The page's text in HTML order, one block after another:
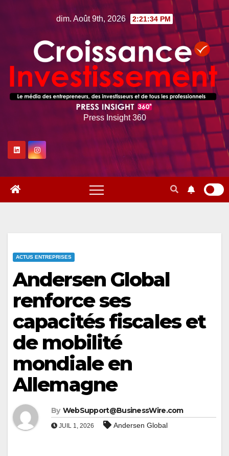
dim. Août 9th, 2026 2:21:35 PM
Press Insight 360
ACTUS ENTREPRISES
Andersen Global
renforce ses
capacités fiscales et
de mobilité
mondiale en
Allemagne
By WebSupport@BusinessWire.com
JUIL 1, 2026 Andersen Global